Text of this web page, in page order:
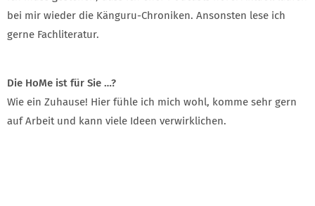
bei mir wieder die Känguru-Chroniken. Ansonsten lese ich
gerne Fachliteratur.
Die HoMe ist für Sie …?
Wie ein Zuhause! Hier fühle ich mich wohl, komme sehr gern
auf Arbeit und kann viele Ideen verwirklichen.